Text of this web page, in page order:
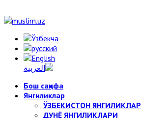
Бош саҳифа
Янгиликлар
ЎЗБЕКИСТОН
ДУНЁ ЯНГИЛИКЛАРИ